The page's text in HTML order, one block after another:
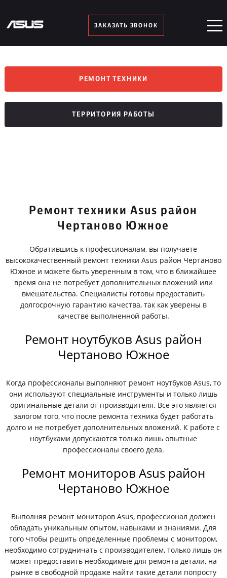
ЗАКАЗАТЬ ЗВОНОК
РЕМОНТ ТЕХНИКИ
ТЕРРИТОРИЯ РАБОТЫ
Ремонт техники Asus район
Чертаново Южное
Обратившись к профессионалам, вы получаете
высококачественный ремонт техники Asus район Чертаново
Южное и можете быть уверенным в том, что в ближайшее
время она не потребует дополнительных вложений или
вмешательства. Специалисты готовы предоставить
долгосрочную гарантию качества, так как уверены в
качестве выполненной работы.
Ремонт ноутбуков Asus район
Чертаново Южное
Когда профессионалы выполняют ремонт ноутбуков Asus, то
они используют специальные инструменты и только лишь
оригинальные детали от производителя. Все это является
залогом того, что после ремонта техника будет работать
долго и не потребует дополнительных вложений. К работе с
ноутбуками допускаются только лишь опытные
профессионалы своего дела.
Ремонт мониторов Asus район
Чертаново Южное
Выполняя ремонт мониторов Asus, профессионал должен
обладать уникальным опытом, навыками и знаниями. Для
того чтобы решить определенные проблемы с монитором,
необходимо сотрудничать с производителем, только лишь он
может предоставить необходимые для ремонта детали, на
рынке в свободной продаже найти такие детали попросту